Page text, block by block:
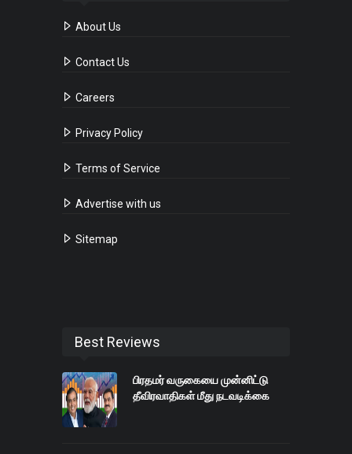
About Us
Contact Us
Careers
Privacy Policy
Terms of Service
Advertise with us
Sitemap
Best Reviews
பிரதமர் வருகையை முன்னிட்டு
தீவிரவாதிகள் மீது நடவடிக்கை